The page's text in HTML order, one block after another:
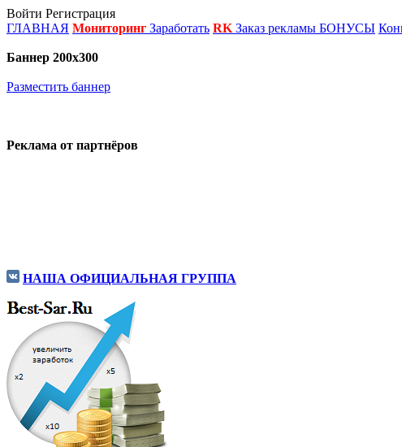
Войти Регистрация
ГЛАВНАЯ Мониторинг Заработать RK Заказ рекламы БОНУСЫ
Баннер 200х300
Разместить баннер
Реклама от партнёров
НАША ОФИЦИАЛЬНАЯ ГРУППА